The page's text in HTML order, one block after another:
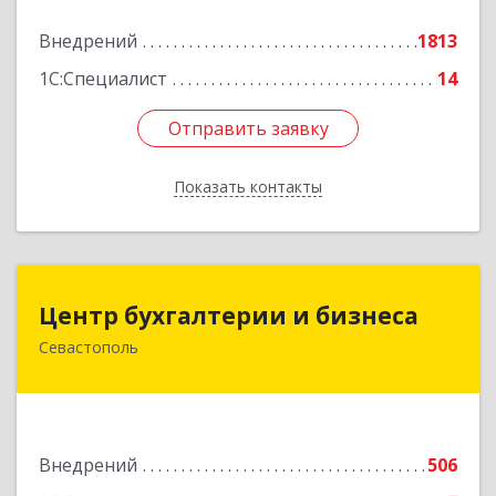
Внедрений
1813
1С:Специалист
14
Отправить заявку
Показать контакты
Отправить заявку
Назад
Центр бухгалтерии и бизнеса
Севастополь
Внедрений
506
Центр бухгалтерии и бизнеса
299026, Севастополь г, Качинский туп, дом №